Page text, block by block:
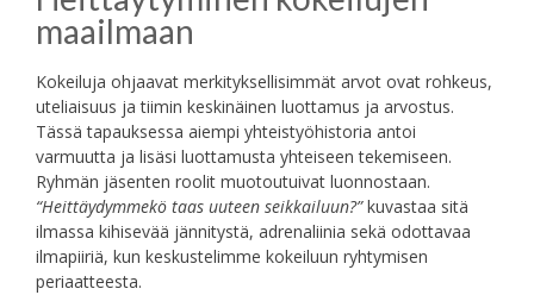
maailmaan
Kokeiluja ohjaavat merkityksellisimmät arvot ovat rohkeus,
uteliaisuus ja tiimin keskinäinen luottamus ja arvostus.
Tässä tapauksessa aiempi yhteistyöhistoria antoi
varmuutta ja lisäsi luottamusta yhteiseen tekemiseen.
Ryhmän jäsenten roolit muotoutuivat luonnostaan.
“Heittäydymmekö taas uuteen seikkailuun?”kuvastaa sitä
ilmassa kihisevää jännitystä, adrenaliinia sekä odottavaa
ilmapiiriä, kun keskustelimme kokeiluun ryhtymisen
periaatteesta.